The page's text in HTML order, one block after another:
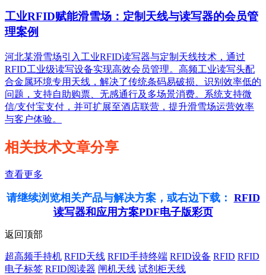
工业RFID赋能滑雪场：定制天线与读写器的会员管
理案例
河北某滑雪场引入工业RFID读写器与定制天线技术，通过
RFID工业级读写设备实现高效会员管理。高频工业读写头配
合金属环境专用天线，解决了传统条码易破损、识别效率低的
问题，支持自助购票、无感通行及多场景消费。系统支持微
信/支付宝支付，并可扩展至酒店联营，提升滑雪场运营效率
与客户体验。
相关技术文章分享
查看更多
请继续浏览相关产品与解决方案，或右边下载： RFID
读写器和应用方案PDF电子版彩页
返回顶部
超高频手持机 RFID天线 RFID手持终端 RFID设备 RFID RFID
电子标签 RFID阅读器 闸机天线 试剂柜天线